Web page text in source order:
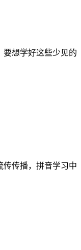
要想学好这些少见的
传传播，拼音学习中